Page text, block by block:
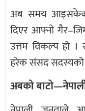
अब समय
दिएर आफ्नो
उत्तम विकल्प हो ।
हरेक संसद सदस्यको
अबको